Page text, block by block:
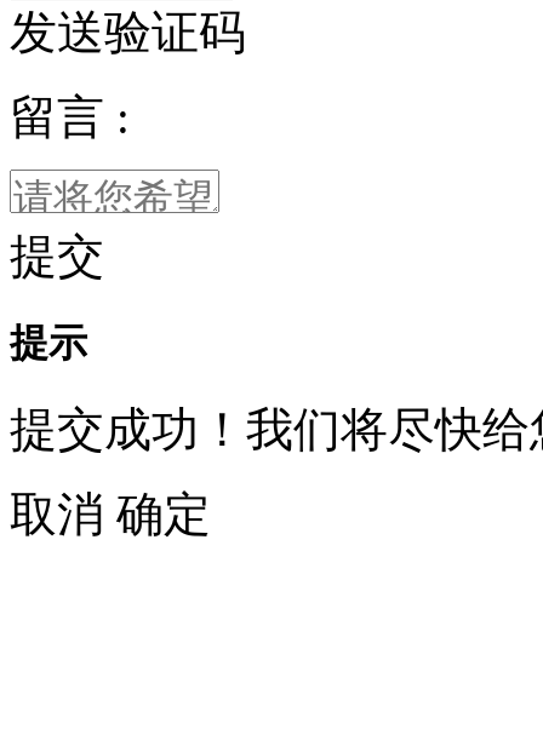
发送验证码
留言 :
提交
提示
提交成功！我们将尽快
取消 确定